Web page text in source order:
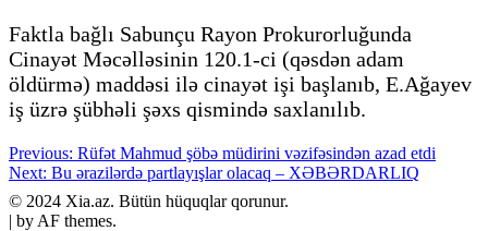
Faktla bağlı Sabunçu Rayon Prokurorluğunda
Cinayət Məcəlləsinin 120.1-ci (qəsdən adam
öldürmə) maddəsi ilə cinayət işi başlanıb, E.Ağayev
iş üzrə şübhəli şəxs qismində saxlanılıb.
Post
navigation
Previous: Rüfət Mahmud şöbə müdirini vəzifəsindən azad etdi
Next: Bu ərazilərdə partlayışlar olacaq – XƏBƏRDARLIQ
​© 2024 Xia.az. Bütün hüquqlar qorunur.
| by AF themes.